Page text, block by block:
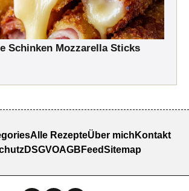
Schinken Mozzarella Sticks
Alle RezepteÜber mich Kontakt
DSGVOAGB FeedSitemap